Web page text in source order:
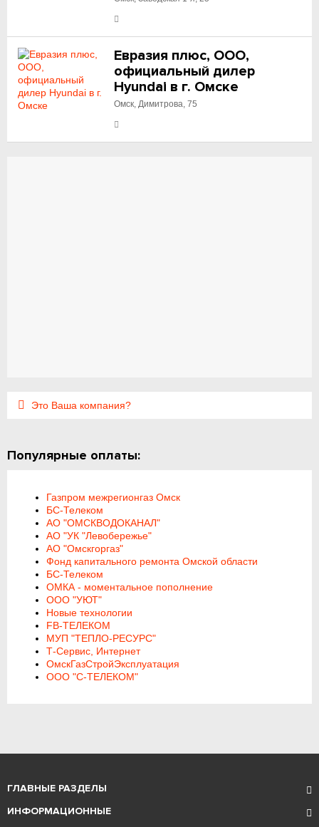
Евразия плюс, ООО,
официальный дилер
Hyundai в г. Омске
Омск, Димитрова, 75
Это Ваша компания?
Популярные оплаты:
Газпром межрегионгаз Омск
БС-Телеком
АО "ОМСКВОДОКАНАЛ"
АО "УК "Левобережье"
АО "Омскгоргаз"
Фонд капитального ремонта Омской области
БС-Телеком
ОМКА - моментальное пополнение
ООО "УЮТ"
Новые технологии
FB-ТЕЛЕКОМ
МУП "ТЕПЛО-РЕСУРС"
Т-Сервис, Интернет
ОмскГазСтройЭксплуатация
ООО "С-ТЕЛЕКОМ"
ГЛАВНЫЕ РАЗДЕЛЫ
ИНФОРМАЦИОННЫЕ